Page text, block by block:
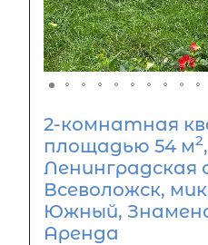
2-комнатная
площадью 54 м2,
Ленинградская
Всеволожск,
Южный,
Аренда